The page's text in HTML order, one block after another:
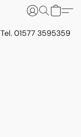
Tel. 01577 3595359